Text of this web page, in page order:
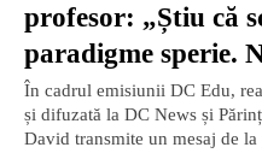
profesor: „Știu că
paradigme sperie.
temem!” / VIDEO
În cadrul emisiunii DC Edu,
și difuzată la DC News și
David transmite un mesaj de